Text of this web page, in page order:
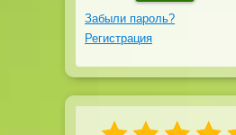
Забыли пароль?
Регистрация